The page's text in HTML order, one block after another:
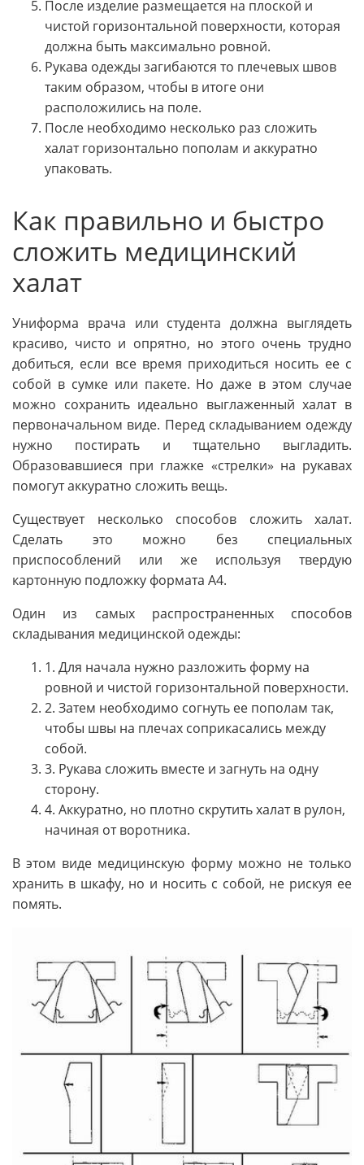
После изделие размещается на плоской и
чистой горизонтальной поверхности, которая
должна быть максимально ровной.
Рукава одежды загибаются то плечевых швов
таким образом, чтобы в итоге они
расположились на поле.
После необходимо несколько раз сложить
халат горизонтально пополам и аккуратно
упаковать.
Как правильно и быстро
сложить медицинский
халат
Униформа врача или студента должна выглядеть
красиво, чисто и опрятно, но этого очень трудно
добиться, если все время приходиться носить ее с
собой в сумке или пакете. Но даже в этом случае
можно сохранить идеально выглаженный халат в
первоначальном виде. Перед складыванием одежду
нужно постирать и тщательно выгладить.
Образовавшиеся при глажке «стрелки» на рукавах
помогут аккуратно сложить вещь.
Существует несколько способов сложить халат.
Сделать это можно без специальных
приспособлений или же используя твердую
картонную подложку формата А4.
Один из самых распространенных способов
складывания медицинской одежды:
1. Для начала нужно разложить форму на
ровной и чистой горизонтальной поверхности.
2. Затем необходимо согнуть ее пополам так,
чтобы швы на плечах соприкасались между
собой.
3. Рукава сложить вместе и загнуть на одну
сторону.
4. Аккуратно, но плотно скрутить халат в рулон,
начиная от воротника.
В этом виде медицинскую форму можно не только
хранить в шкафу, но и носить с собой, не рискуя ее
помять.